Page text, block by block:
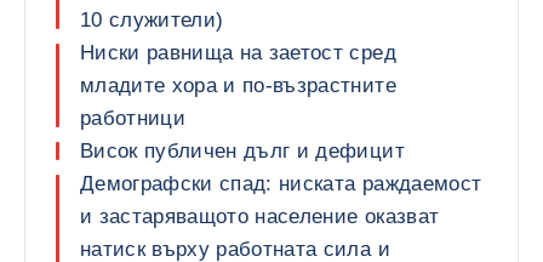
10 служители)
Ниски равнища на заетост сред
младите хора и по-възрастните
работници
Висок публичен дълг и дефицит
Демографски спад: ниската раждаемост
и застаряващото население оказват
натиск върху работната сила и